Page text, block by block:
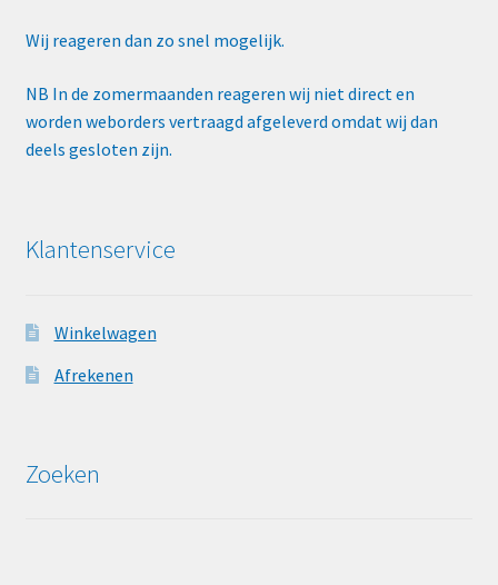
Wij reageren dan zo snel mogelijk.
NB In de zomermaanden reageren wij niet direct en
worden weborders vertraagd afgeleverd omdat wij dan
deels gesloten zijn.
Klantenservice
Winkelwagen
Afrekenen
Zoeken